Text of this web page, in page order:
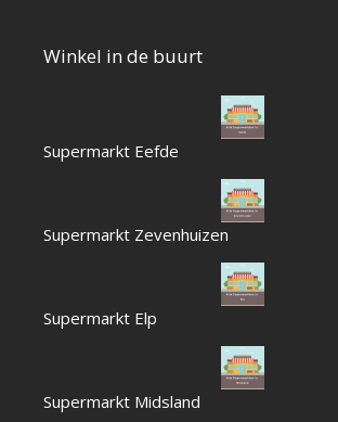
Winkel in de buurt
Supermarkt Eefde
Supermarkt Zevenhuizen
Supermarkt Elp
Supermarkt Midsland